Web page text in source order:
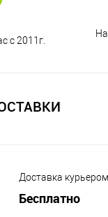
с 2011г.
Доставка
Бесплатно